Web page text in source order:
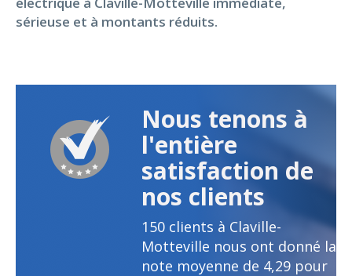
sérieuse et à montants réduits.
Nous tenons à
l'entière
satisfaction de
nos clients
150 clients à Claville-
Motteville nous ont donné la
note moyenne de 4,29 pour